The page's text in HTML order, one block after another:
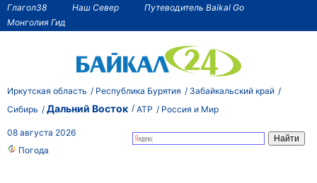
Глагол38 Наш Север
Путеводитель Baikal Go
Монголия Гид
Иркутская область Республика Бурятия
Забайкальский край
Сибирь
Дальний Восток АТР Россия и Мир
08 августа 2026
Погода